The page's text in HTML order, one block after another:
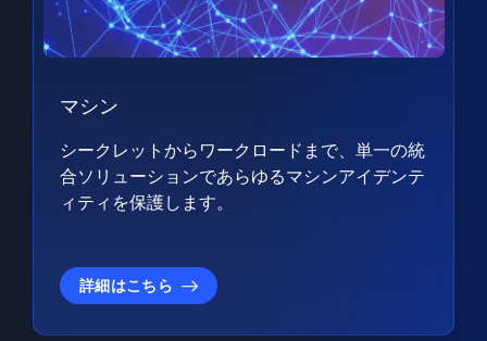
マシン
シークレットからワークロードまで、単一の統
合ソリューションであらゆるマシンアイデンテ
ィティを保護します。
詳細はこちら